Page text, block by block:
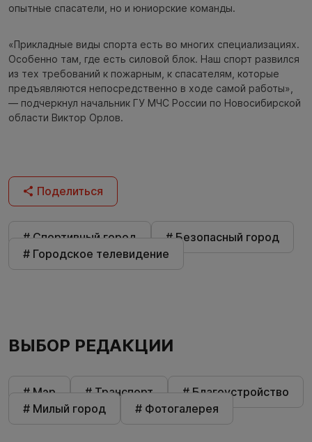
опытные спасатели, но и юниорские команды.
«Прикладные виды спорта есть во многих специализациях.
Особенно там, где есть силовой блок. Наш спорт развился
из тех требований к пожарным, к спасателям, которые
предъявляются непосредственно в ходе самой работы»,
— подчеркнул начальник ГУ МЧС России по Новосибирской
области Виктор Орлов.
Поделиться
# Спортивный город
# Безопасный город
# Городское телевидение
ВЫБОР РЕДАКЦИИ
# Мэр # Транспорт
# Благоустройство
# Милый город
# Фотогалерея